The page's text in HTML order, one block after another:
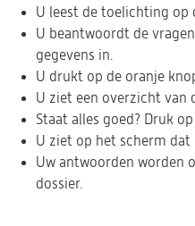
U leest de toelichting
U beantwoordt de
gegevens in.
U drukt op de oranje
U ziet een overzicht van
Staat alles goed? Druk
U ziet op het scherm
Uw antwoorden worden
dossier.